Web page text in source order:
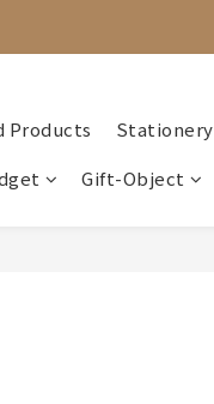
Products Stationery
Gift-Object